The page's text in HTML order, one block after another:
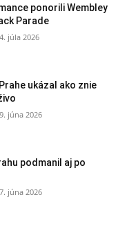
ponorili Wembley
Parade
júla 2026
ukázal ako znie
júna 2026
podmanil aj po
júna 2026